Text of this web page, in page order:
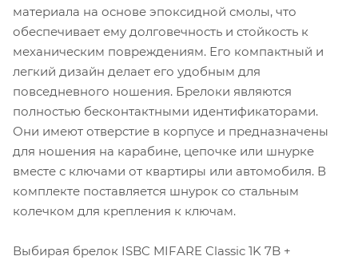
материала на основе эпоксидной смолы, что
обеспечивает ему долговечность и стойкость к
механическим повреждениям. Его компактный и
легкий дизайн делает его удобным для
повседневного ношения. Брелоки являются
полностью бесконтактными идентификаторами.
Они имеют отверстие в корпусе и предназначены
для ношения на карабине, цепочке или шнурке
вместе с ключами от квартиры или автомобиля. В
комплекте поставляется шнурок со стальным
колечком для крепления к ключам.
Выбирая брелок ISBC MIFARE Classic 1K 7B +